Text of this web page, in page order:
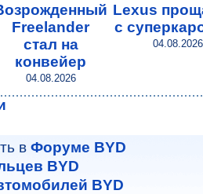
Freelander
стал на
конвейер
04.08.2026
Lexus
с
04.08.2026
в Форуме BYD
BYD
BYD